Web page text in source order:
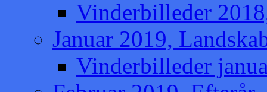
Vinderbilleder
Januar 2019,
Vinderbilleder